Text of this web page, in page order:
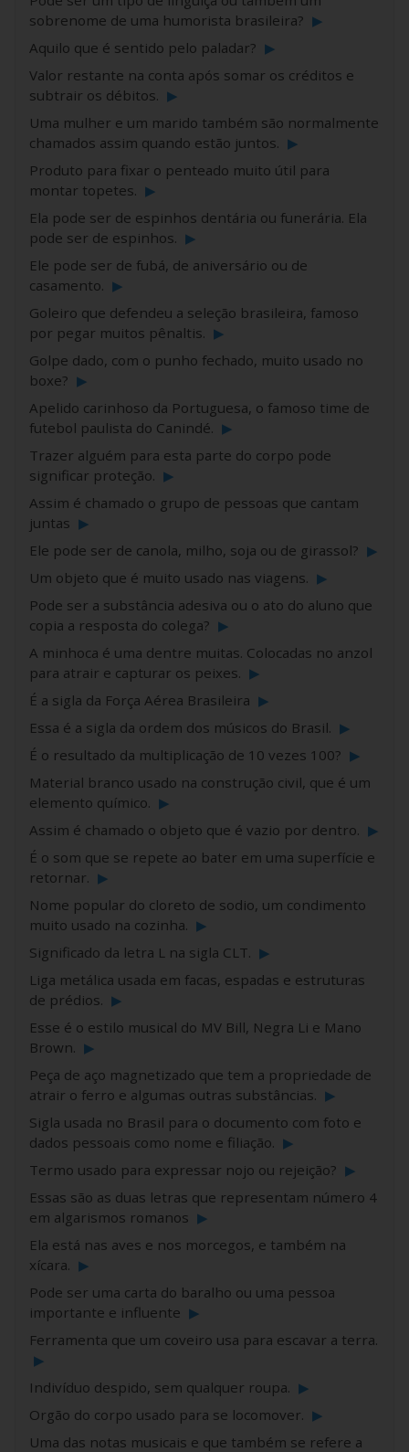
sobrenome de uma humorista brasileira? ▶
Aquilo que é sentido pelo paladar? ▶
Valor restante na conta após somar os créditos e
subtrair os débitos. ▶
Uma mulher e um marido também são normalmente
chamados assim quando estão juntos. ▶
Produto para fixar o penteado muito útil para
montar topetes. ▶
Ela pode ser de espinhos dentária ou funerária. Ela
pode ser de espinhos. ▶
Ele pode ser de fubá, de aniversário ou de
casamento. ▶
Goleiro que defendeu a seleção brasileira, famoso
por pegar muitos pênaltis. ▶
Golpe dado, com o punho fechado, muito usado no
boxe? ▶
Apelido carinhoso da Portuguesa, o famoso time de
futebol paulista do Canindé. ▶
Trazer alguém para esta parte do corpo pode
significar proteção. ▶
Assim é chamado o grupo de pessoas que cantam
juntas ▶
Ele pode ser de canola, milho, soja ou de girassol? ▶
Um objeto que é muito usado nas viagens. ▶
Pode ser a substância adesiva ou o ato do aluno que
copia a resposta do colega? ▶
A minhoca é uma dentre muitas. Colocadas no anzol
para atrair e capturar os peixes. ▶
É a sigla da Força Aérea Brasileira ▶
Essa é a sigla da ordem dos músicos do Brasil. ▶
É o resultado da multiplicação de 10 vezes 100? ▶
Material branco usado na construção civil, que é um
elemento químico. ▶
Assim é chamado o objeto que é vazio por dentro. ▶
É o som que se repete ao bater em uma superfície e
retornar. ▶
Nome popular do cloreto de sodio, um condimento
muito usado na cozinha. ▶
Significado da letra L na sigla CLT. ▶
Liga metálica usada em facas, espadas e estruturas
de prédios. ▶
Esse é o estilo musical do MV Bill, Negra Li e Mano
Brown. ▶
Peça de aço magnetizado que tem a propriedade de
atrair o ferro e algumas outras substâncias. ▶
Sigla usada no Brasil para o documento com foto e
dados pessoais como nome e filiação. ▶
Termo usado para expressar nojo ou rejeição? ▶
Essas são as duas letras que representam número 4
em algarismos romanos ▶
Ela está nas aves e nos morcegos, e também na
xícara. ▶
Pode ser uma carta do baralho ou uma pessoa
importante e influente ▶
Ferramenta que um coveiro usa para escavar a terra.
▶
Indivíduo despido, sem qualquer roupa. ▶
Orgão do corpo usado para se locomover. ▶
Uma das notas musicais e que também se refere a